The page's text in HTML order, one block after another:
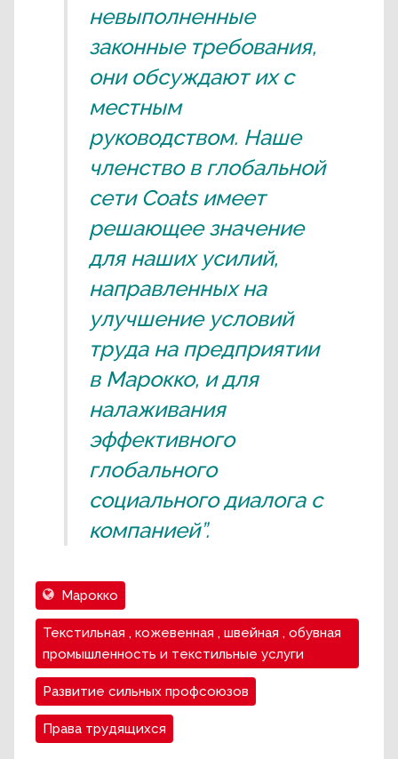
невыполненные
законные требования,
они обсуждают их с
местным
руководством. Наше
членство в глобальной
сети Coats имеет
решающее значение
для наших усилий,
направленных на
улучшение условий
труда на предприятии
в Марокко, и для
налаживания
эффективного
глобального
социального диалога с
компанией”.
Марокко
Текстильная , кожевенная , швейная , обувная
промышленность и текстильные услуги
Развитие сильных профсоюзов
Права трудящихся